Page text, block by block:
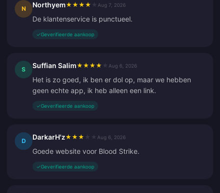
N Northyem★ ★ ★ ★ Aug 7, 2026
De klantenservice is punctueel.
✓Geverifieerde aankoop
S Suffian Salim★ ★ ★ ★ Aug 6, 2026
Het is zo goed, ik ben er dol op, maar we hebben
geen echte app, ik heb alleen een link.
✓Geverifieerde aankoop
D DarkarH'z★ ★ ★ Aug 6, 2026
Goede website voor Blood Strike.
✓Geverifieerde aankoop